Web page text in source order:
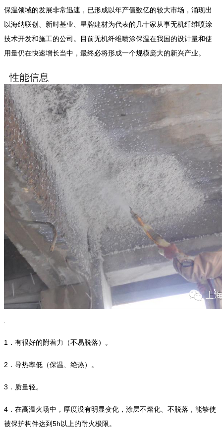
保温领域的发展非常迅速，已形成以年产值数亿的较大市场，涌现出
以海纳联创、新时基业、星牌建材为代表的几十家从事无机纤维喷涂
技术开发和施工的公司。目前无机纤维喷涂保温在我国的设计量和使
用量仍在快速增长当中，最终必将形成一个规模庞大的新兴产业。
性能信息
1 ．有很好的附着力（不易脱落）。
2 ．导热率低（保温、绝热）。
3 ．质量轻。
4 ．在高温火场中，厚度没有明显变化，涂层不熔化、不脱落，能够使
被保护构件达到 5h 以上的耐火极限。